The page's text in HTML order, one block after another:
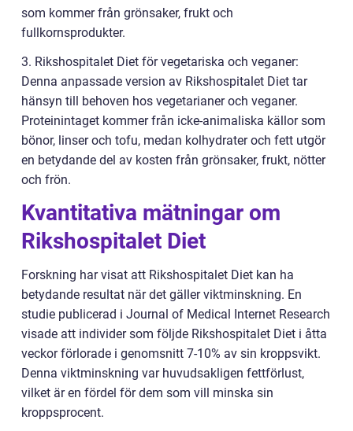
som kommer från grönsaker, frukt och
fullkornsprodukter.
3. Rikshospitalet Diet för vegetariska och veganer:
Denna anpassade version av Rikshospitalet Diet tar
hänsyn till behoven hos vegetarianer och veganer.
Proteinintaget kommer från icke-animaliska källor som
bönor, linser och tofu, medan kolhydrater och fett utgör
en betydande del av kosten från grönsaker, frukt, nötter
och frön.
Kvantitativa mätningar om
Rikshospitalet Diet
Forskning har visat att Rikshospitalet Diet kan ha
betydande resultat när det gäller viktminskning. En
studie publicerad i Journal of Medical Internet Research
visade att individer som följde Rikshospitalet Diet i åtta
veckor förlorade i genomsnitt 7-10% av sin kroppsvikt.
Denna viktminskning var huvudsakligen fettförlust,
vilket är en fördel för dem som vill minska sin
kroppsprocent.